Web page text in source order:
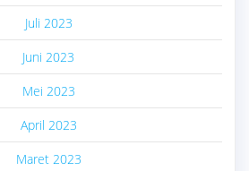
Juli 2023
Juni 2023
Mei 2023
April 2023
Maret 2023